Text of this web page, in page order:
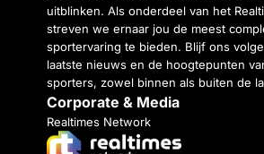
uitblinken. Als onderdeel van het
streven we ernaar jou de meest
sportervaring te bieden. Blijf ons
laatste nieuws en de hoogtepunten
sporters, zowel binnen als buiten de
Corporate & Media
Realtimes Network